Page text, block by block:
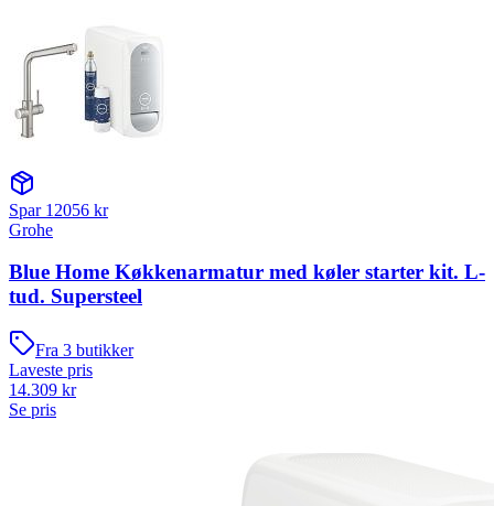
Spar 12056 kr
Grohe
Blue Home Køkkenarmatur med køler starter kit. L-
tud. Supersteel
Fra 3 butikker
Laveste pris
14.309 kr
Se pris